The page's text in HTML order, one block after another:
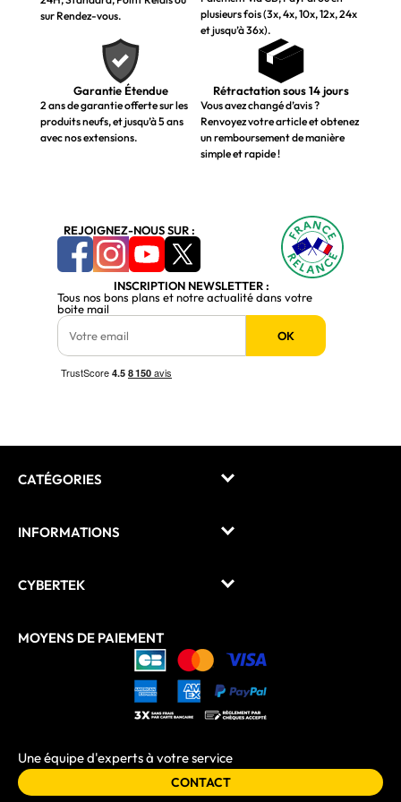
sur Rendez-vous.
plusieurs fois (3x, 4x, 10x, 12x, 24x
et jusqu’à 36x).
Garantie Étendue
2 ans de garantie offerte sur les
produits neufs, et jusqu’à 5 ans
avec nos extensions.
Rétractation sous 14 jours
Vous avez changé d’avis ?
Renvoyez votre article et obtenez
un remboursement de manière
simple et rapide !
REJOIGNEZ-NOUS SUR :
INSCRIPTION NEWSLETTER :
Tous nos bons plans et notre actualité dans votre
boite mail
OK
CATÉGORIES
INFORMATIONS
CYBERTEK
MOYENS DE PAIEMENT
Une équipe d'experts à votre service
CONTACT